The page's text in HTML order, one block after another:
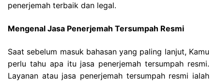
penerjemah terbaik dan legal.
Mengenal Jasa Penerjemah Tersumpah Resmi
Saat sebelum masuk bahasan yang paling lanjut, Kamu
perlu tahu apa itu jasa penerjemah tersumpah resmi.
Layanan atau jasa penerjemah tersumpah resmi ialah